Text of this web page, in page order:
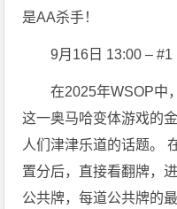
是AA杀手！
9月16日 13:00 –
在2025年WSOP中
这一奥马哈变体游戏的
人们津津乐道的话题。
置分后，直接看翻牌，
公共牌，每道公共牌的